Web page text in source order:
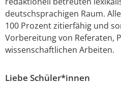
deutschsprachigen Raum.
100 Prozent zitierfähig und
Vorbereitung von Referaten,
wissenschaftlichen Arbeiten.
Liebe Schüler*innen